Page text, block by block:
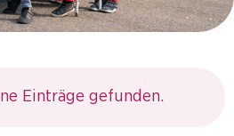
Einträge gefunden.